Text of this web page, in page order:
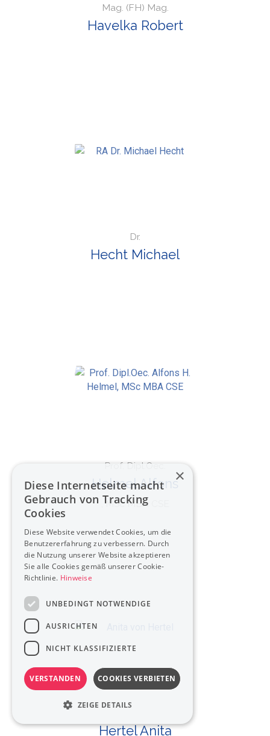
Mag. (FH) Mag.
Havelka Robert
Dr.
Hecht Michael
Prof. Dipl.Oec.
Helmel Alfons
, MSc MBA CSE
Hertel Anita
×
Diese Internetseite macht
Gebrauch von Tracking
Cookies
Diese Website verwendet Cookies, um die
Benutzererfahrung zu verbessern. Durch
die Nutzung unserer Website akzeptieren
Sie alle Cookies gemäß unserer Cookie-
Richtlinie. Hinweise
UNBEDINGT NOTWENDIGE
AUSRICHTEN
NICHT KLASSIFIZIERTE
VERSTANDEN COOKIES VERBIETEN
ZEIGE DETAILS